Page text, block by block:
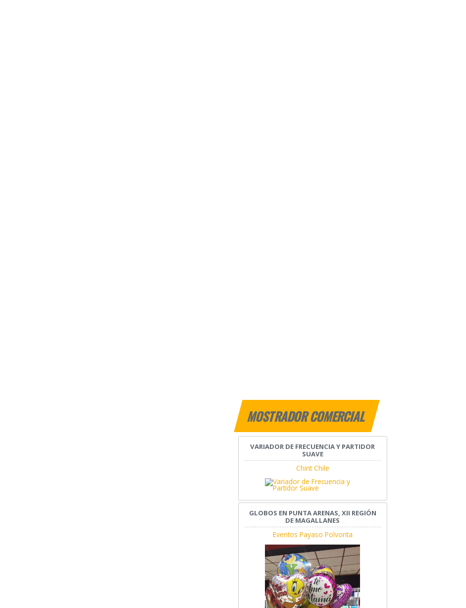
MOSTRADOR COMERCIAL
VARIADOR DE FRECUENCIA Y PARTIDOR
SUAVE
Chint Chile
GLOBOS EN PUNTA ARENAS, XII REGIÓN
DE MAGALLANES
Eventos Payaso Polvorita